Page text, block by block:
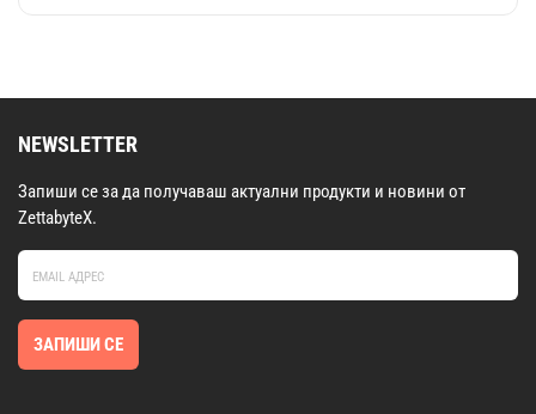
NEWSLETTER
Запиши се за да получаваш актуални продукти и новини от
ZettabyteX.
ЗАПИШИ СЕ